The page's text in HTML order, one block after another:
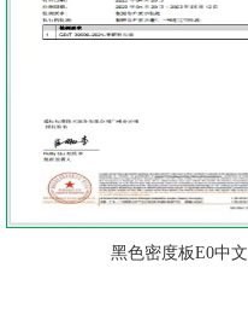
黑色密度板E0中文